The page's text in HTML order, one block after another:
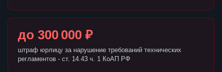
до 300 000 ₽
штраф юрлицу за нарушение требований технических
регламентов - ст. 14.43 ч. 1 КоАП РФ